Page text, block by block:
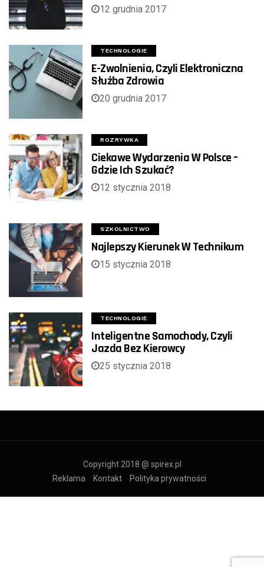
12 grudnia 2017
TECHNOLOGIE
E-Zwolnienia, Czyli Elektroniczna
Służba Zdrowia
20 grudnia 2017
ROZRYWKA
Ciekawe Wydarzenia W Polsce –
Gdzie Ich Szukać?
12 stycznia 2018
SZKOLNICTWO
Najlepszy Kierunek W Technikum
15 stycznia 2018
TECHNOLOGIE
Inteligentne Samochody, Czyli
Jazda Bez Kierowcy
25 stycznia 2018
Copyright 2018 @ spirex.pl
Reklama
Kontakt Polityka prywatności